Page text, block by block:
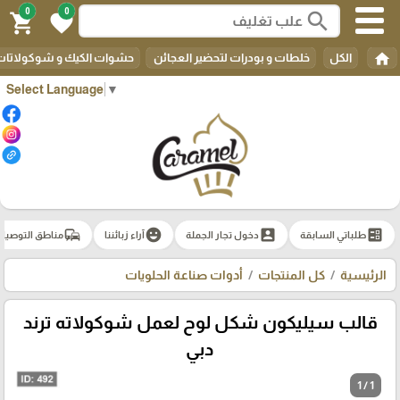
Select Language ▼
search
0
favorite
0
shopping_cart
home الكل خلطات و بودرات لتحضير العجائن حشوات الكيك و
ballotطلباتي السابقة account_box دخول تجار الجملة emoji_emotionsآراء زبائننا commuteمناطق
الرئيسية كل المنتجات أدوات صناعة الحلويات
قالب سيليكون شكل لوح لعمل شوكولاته ترند
دبي
1 / 1